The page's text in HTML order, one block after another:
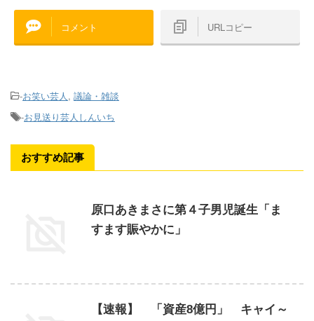
コメント URLコピー
-お笑い芸人 , 議論・雑談
-お見送り芸人しんいち
おすすめ記事
原口あきまさに第４子男児誕生「ま
すます賑やかに」
【速報】 「資産8億円」 キャイ～